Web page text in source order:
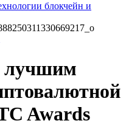
блокчейн и
лучшим
Awards